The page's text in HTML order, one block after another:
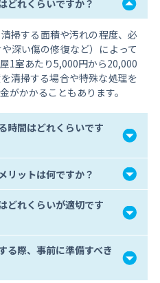
どれくらいですか？
掃する面積や汚れの程度、必
深い傷の修復など）によって
1室あたり5,000円から20,000
清掃する場合や特殊な処理を
がかかることもあります。
時間はどれくらいです
リットは何ですか？
どれくらいが適切です
る際、事前に準備すべき